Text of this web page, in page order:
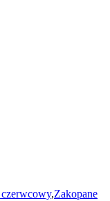
,Zakopane